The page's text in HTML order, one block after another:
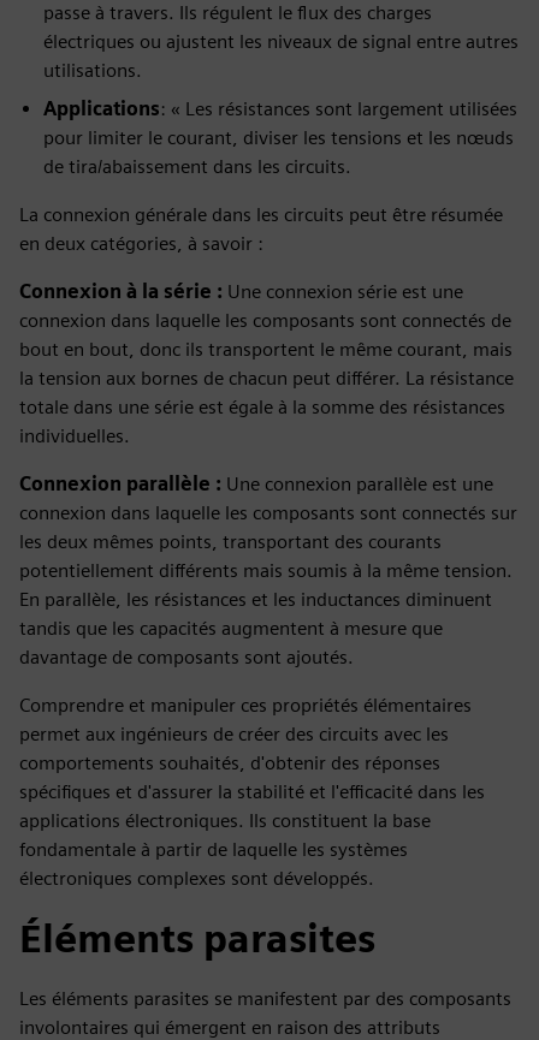
passe à travers. Ils régulent le flux des charges
électriques ou ajustent les niveaux de signal entre autres
utilisations.
Applications: « Les résistances sont largement utilisées
pour limiter le courant, diviser les tensions et les nœuds
de tira/abaissement dans les circuits.
La connexion générale dans les circuits peut être résumée
en deux catégories, à savoir :
Connexion à la série : Une connexion série est une
connexion dans laquelle les composants sont connectés de
bout en bout, donc ils transportent le même courant, mais
la tension aux bornes de chacun peut différer. La résistance
totale dans une série est égale à la somme des résistances
individuelles.
Connexion parallèle : Une connexion parallèle est une
connexion dans laquelle les composants sont connectés sur
les deux mêmes points, transportant des courants
potentiellement différents mais soumis à la même tension.
En parallèle, les résistances et les inductances diminuent
tandis que les capacités augmentent à mesure que
davantage de composants sont ajoutés.
Comprendre et manipuler ces propriétés élémentaires
permet aux ingénieurs de créer des circuits avec les
comportements souhaités, d'obtenir des réponses
spécifiques et d'assurer la stabilité et l'efficacité dans les
applications électroniques. Ils constituent la base
fondamentale à partir de laquelle les systèmes
électroniques complexes sont développés.
Éléments parasites
Les éléments parasites se manifestent par des composants
involontaires qui émergent en raison des attributs